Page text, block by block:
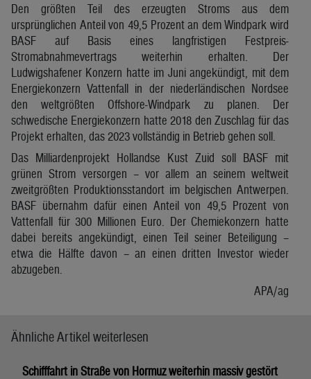
Den größten Teil des erzeugten Stroms aus dem
ursprünglichen Anteil von 49,5 Prozent an dem Windpark wird
BASF auf Basis eines langfristigen Festpreis-
Stromabnahmevertrags weiterhin erhalten. Der
Ludwigshafener Konzern hatte im Juni angekündigt, mit dem
Energiekonzern Vattenfall in der niederländischen Nordsee
den weltgrößten Offshore-Windpark zu planen. Der
schwedische Energiekonzern hatte 2018 den Zuschlag für das
Projekt erhalten, das 2023 vollständig in Betrieb gehen soll.
Das Milliardenprojekt Hollandse Kust Zuid soll BASF mit
grünen Strom versorgen – vor allem an seinem weltweit
zweitgrößten Produktionsstandort im belgischen Antwerpen.
BASF übernahm dafür einen Anteil von 49,5 Prozent von
Vattenfall für 300 Millionen Euro. Der Chemiekonzern hatte
dabei bereits angekündigt, einen Teil seiner Beteiligung –
etwa die Hälfte davon – an einen dritten Investor wieder
abzugeben.
APA/ag
Ähnliche Artikel weiterlesen
Schifffahrt in Straße von Hormuz weiterhin massiv gestört